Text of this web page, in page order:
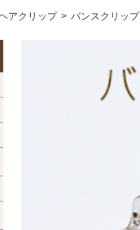
ヘアクリップ バンスクリップ